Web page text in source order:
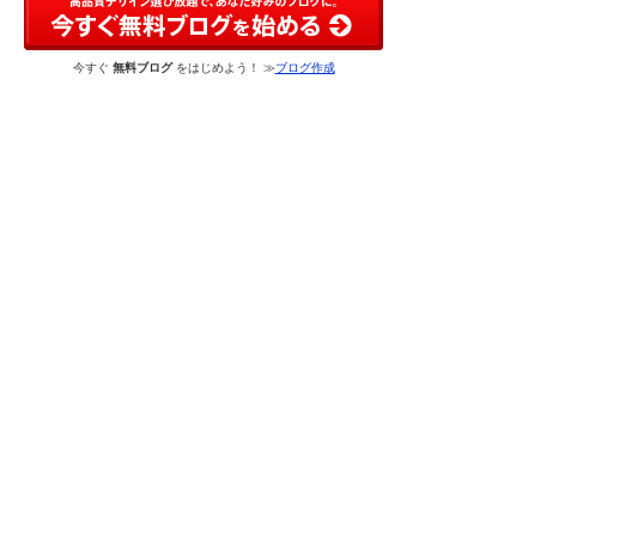
今すぐ 無料ブログをはじめよう！ ≫ブログ作成